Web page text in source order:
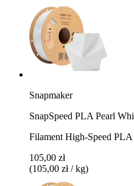
Snapmaker
SnapSpeed PLA Pearl
Filament High-Speed
105,00 zł
(105,00 zł / kg)